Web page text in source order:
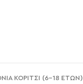
ΚΟΡΙΤΣΙ (6-18 ΕΤΩΝ)